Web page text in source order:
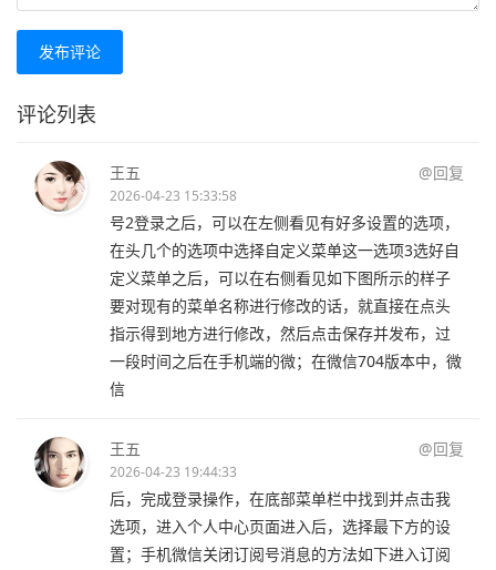
发布评论
评论列表
王五 @回复
2026-04-23 15:33:58
号2登录之后，可以在左侧看见有好多设置的选项，
在头几个的选项中选择自定义菜单这一选项3选好自
定义菜单之后，可以在右侧看见如下图所示的样子
要对现有的菜单名称进行修改的话，就直接在点头
指示得到地方进行修改，然后点击保存并发布，过
一段时间之后在手机端的微；在微信704版本中，微
信
王五 @回复
2026-04-23 19:44:33
后，完成登录操作，在底部菜单栏中找到并点击我
选项，进入个人中心页面进入后，选择最下方的设
置；手机微信关闭订阅号消息的方法如下进入订阅